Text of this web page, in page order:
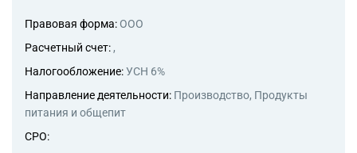
Правовая форма: ООО
Расчетный счет: ,
Налогообложение:УСН 6%
Направление деятельности: Производство, Продукты
питания и общепит
СРО: